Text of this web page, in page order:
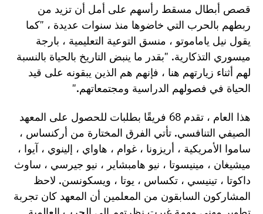
قصص أبطال مسقط رأسهم على أمل أن تزيد من
ربطهم بالحرب التي خاضوها منذ سنوات عديدة ، "كما
يقول نيل ياماموتو ، منسق التوعية التعليمية ، بارجة
ميسوري التذكارية. "بقدر ما ينبض التاريخ بالحياة بالنسبة
لهم أثناء زيارتهم هنا ، فإنهم هم الذين يبقونه على قيد
الحياة في فصولهم الدراسية ومجتمعاتهم."
هذا العام ، تقدم 68 فريقًا بطلبات للحصول على المعهد
الصيفي التنافسي. تأتي الفرق المختارة من أركنساس ،
ساموا الأمريكية ، أريزونا ، غوام ، هاواي ، إلينوي ، آيوا ،
ميشيغان ، مينيسوتا ، نيو هامبشاير ، نيو جيرسي ، ساوث
داكوتا ، تينيسي ، تكساس ، يوتا ، ويسكونسن. لاحظ
المشاركون السابقون من المعلمين أن المعهد كان تجربة